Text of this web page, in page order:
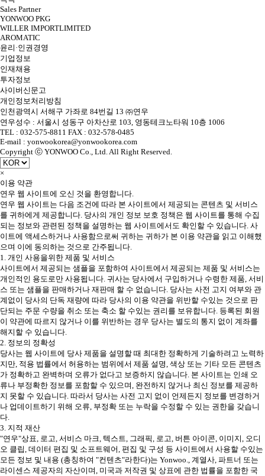
Sales Partner
YONWOO PKG
WILLER IMPORTLIMITED
AROMATIC
윤리·인권경영
기업정보
인재채용
투자정보
사이버신문고
개인정보처리방침
인천광역시 서해구 가좌로 84번길 13 ㈜연우
연우성수 : 서울시 성동구 아차산로 103, 영동테크노타워 10층 1006
TEL : 032-575-8811 FAX : 032-578-0485
E-mail : yonwookorea@yonwookorea.com
Copyright ⓒ YONWOO Co., Ltd. All Right Reserved.
×
이용 약관
연우 웹 사이트에 오신 것을 환영합니다.
연우 웹 사이트는 다음 조건에 따라 본 사이트에서 제공되는 콘텐츠 및 서비스
를 귀하에게 제공합니다. 당사의 개인 정보 보호 정책은 웹 사이트를 통해 수집
되는 정보와 관련된 정책을 설명하는 웹 사이트에서도 확인할 수 있습니다. 사
이트에 액세스하거나 사용함으로써 귀하는 귀하가 본 이용 약관을 읽고 이해했
으며 이에 동의하는 것으로 간주됩니다.
1. 개인 사용을위한 제품 및 서비스
사이트에서 제공되는 샘플을 포함하여 사이트에서 제공되는 제품 및 서비스는
개인적인 용도로만 사용됩니다. 귀사는 당사에서 구입하거나 수령한 제품, 서비
스 또는 샘플을 판매하거나 재판매 할 수 없습니다. 당사는 사전 고지 여부와 관
계없이 당사의 단독 재량에 따라 당사의 이용 약관을 위반할 수있는 것으로 판
단되는 주문 수량을 취소 또는 축소 할 수있는 권리를 보유합니다. 등록된 회원
이 약관에 따르지 않거나 이를 위반하는 경우 당사는 별도의 통지 없이 계좌를
해지할 수 있습니다.
2. 정보의 정확성
당사는 웹 사이트에 당사 제품을 설명할 때 최대한 정확하게 기술하려고 노력하
지만, 적용 법률에서 허용하는 범위에서 제품 설명, 색상 또는 기타 모든 콘텐츠
가 정확하고 완벽하며 오류가 없다고 보증하지 않습니다. 본 사이트는 인쇄 오
류나 부정확한 정보를 포함할 수 있으며, 완전하지 않거나 최신 정보를 제공하
지 못할 수 있습니다. 따라서 당사는 사전 고지 없이 언제든지 정보를 변경하거
나 업데이트하기 위해 오류, 부정확 또는 누락을 수정할 수 있는 권한을 갖습니
다.
3. 지적 재산
"연우"상표, 로고, 서비스 마크, 텍스트, 그래픽, 로고, 버튼 아이콘, 이미지, 오디
오 클립, 데이터 편집 및 소프트웨어, 편집 및 구성 등 사이트에서 사용할 수있는
모든 정보 및 내용 (총칭하여 "컨텐츠"라한다)는 Yonwoo., 계열사, 파트너 또는
라이센스 제공자의 자산이며, 미국과 저작권 및 상표에 관한 법률을 포함한 국